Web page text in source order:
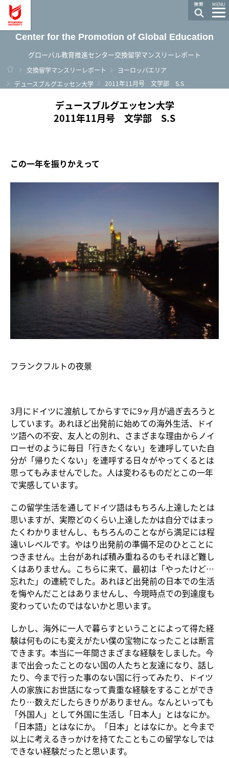
MENU
Center for the Promotion of Global Education
グローバル教育推進センター交換留学マンスリーレポート
ホーム
交換留学マンスリーレポート
ヨーロッパエリア
デュースブルグエッセン大学
2011年11月号 文学部 S.S
デュースブルグエッセン大学
2011年11月号 文学部 S.S
この一年を振りかえって
フランクフルトの夜景
3月にドイツに渡航してからすでに9ヶ月が過ぎ去ろうと
しています。あれほど出発前に始めての海外生活、ドイ
ツ語への不安、友人との別れ、さまざまな理由からノイ
ローゼのように毎日「行きたくない」を連呼していた自
分が「帰りたくない」を連呼する日々がやってくるとは
思ってもみませんでした。人は変わるものだとこの一年
で実感しています。
この留学生活を通してドイツ語はもちろん上達したとは
思いますが、実際どのくらい上達したかは自分ではまっ
たくわかりませんし、もちろんのことながら満足には程
遠いレベルです。やはり出発前の準備不足のひとことに
つきません。土台があれば積み重ねるのもそれほど難し
くはありません。こちらに来て、最初は「やったけど…
忘れた」の連続でした。あれほど出発前の日本での生活
を悔やんだことはありませんし、今現時点での到達度も
変わっていたのではないかと思います。
しかし、海外に一人で暮らすということによって得た経
験は何ものにも変えがたい僕の宝物になったことは断言
できます。本当に一年間さまざまな経験をしました。今
まで出会ったことのない国の人たちと友達になり、話し
たり、今まで行った事のない国に行ってみたり、ドイツ
人の家族にお世話になって貴重な経験をすることができ
たり…数えだしたらきりがありません。なんといっても
「外国人」として外国に生活し「日本人」とはなにか。
「日本語」とはなにか。「日本」とはなにか。と今まで
以上に考えるきっかけを持てたこともこの留学なしでは
できない経験だったと思います。